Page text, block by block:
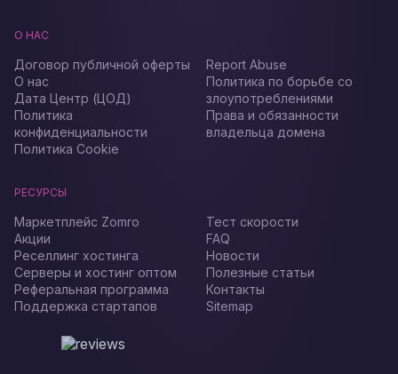
О НАС
Договор публичной оферты
О нас
Дата Центр (ЦОД)
Политика
конфиденциальности
Политика Cookie
Report Abuse
Политика по борьбе со
злоупотреблениями
Права и обязанности
владельца домена
РЕСУРСЫ
Маркетплейс Zomro
Акции
Реселлинг хостинга
Серверы и хостинг оптом
Реферальная программа
Поддержка стартапов
Тест скорости
FAQ
Новости
Полезные статьи
Контакты
Sitemap